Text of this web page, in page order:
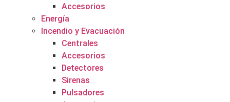
Accesorios
Energía
Incendio y Evacuación
Centrales
Accesorios
Detectores
Sirenas
Pulsadores